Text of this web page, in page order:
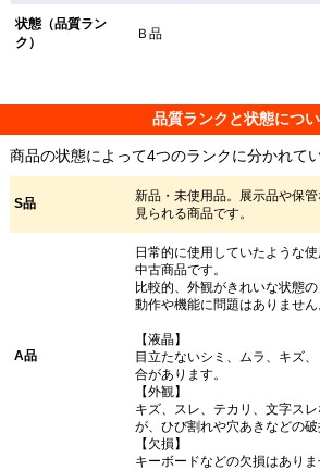
状態（品質ラン
ク）
Ｂ品
品質ランクと状態につ
商品の状態によって4つのランクに分かれてい
S品
新品・未使用品。展示品や保
見られる商品です。
A品
日常的に使用していたような
中古商品です。
比較的、外観がきれいな状態の
動作や機能に問題はありません
【液晶】
目立たないシミ、ムラ、キズ
合があります。
【外観】
キズ、スレ、テカリ、文字ス
が、ひび割れや穴あきなどの破
【欠損】
キーボードなどの欠損はありま